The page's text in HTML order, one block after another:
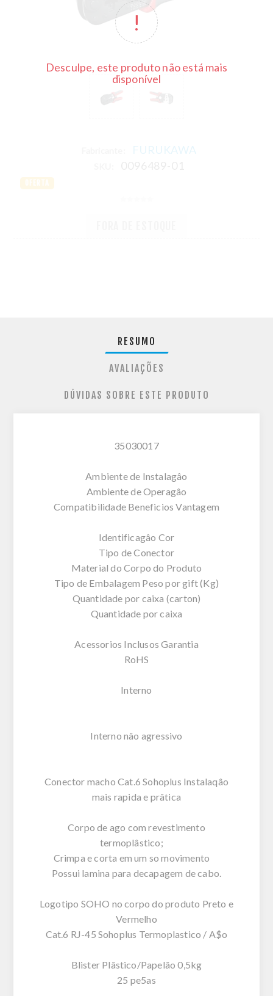
Desculpe, este produto não está mais
disponível
FURUKAWA
OFERTA
RESUMO
AVALIAÇÕES
DÚVIDAS SOBRE ESTE PRODUTO
35030017
Ambiente de Instalagâo
Ambiente de Operagâo
Compatibilidade Beneficios Vantagem
Identificagâo Cor
Tipo de Conector
Material do Corpo do Produto
Tipo de Embalagem Peso por gift (Kg)
Quantidade por caixa (carton)
Quantidade por caixa
Acessorios Inclusos Garantia
RoHS
Interno
Interno nâo agressivo
Conector macho Cat.6 Sohoplus Instalaqâo
mais rapida e prâtica
Corpo de ago com revestimento
termoplâstico;
Crimpa e corta em um so movimento
Possui lamina para decapagem de cabo.
Logotipo SOHO no corpo do produto Preto e
Vermelho
Cat.6 RJ-45 Sohoplus Termoplastico / A$o
Blister Plâstico/Papelâo 0,5kg
25 pe5as